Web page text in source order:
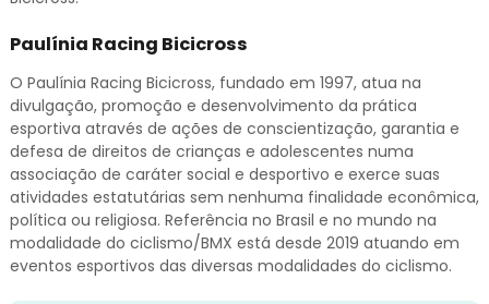
Paulínia Racing Bicicross
O Paulínia Racing Bicicross, fundado em 1997, atua na
divulgação, promoção e desenvolvimento da prática
esportiva através de ações de conscientização, garantia e
defesa de direitos de crianças e adolescentes numa
associação de caráter social e desportivo e exerce suas
atividades estatutárias sem nenhuma finalidade econômica,
política ou religiosa. Referência no Brasil e no mundo na
modalidade do ciclismo/BMX está desde 2019 atuando em
eventos esportivos das diversas modalidades do ciclismo.